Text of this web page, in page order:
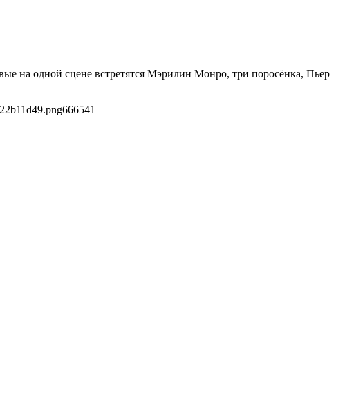
на одной сцене встретятся Мэрилин Монро, три поросёнка, Пьер
666541